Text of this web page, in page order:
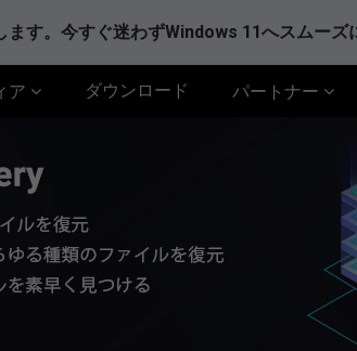
ます。今すぐ迷わずWindows 11へスムーズ
ア ダウンロード パートナー